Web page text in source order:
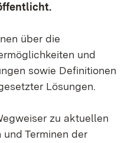
über die
und
sowie Definitionen
Lösungen.
zu aktuellen
Terminen der